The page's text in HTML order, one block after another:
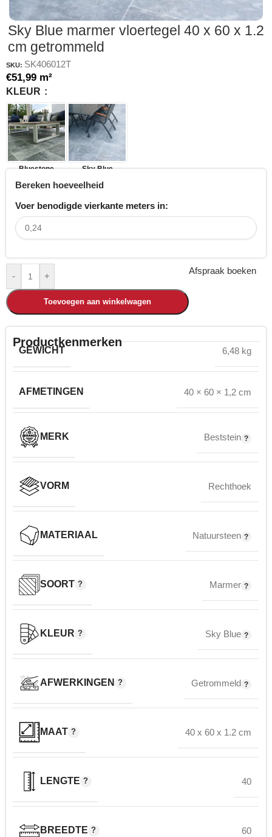
Sky Blue marmer vloertegel 40 x 60 x 1.2
cm getrommeld
SKU: SK406012T
€51,99 m²
KLEUR
Bluestone Sky Blue
Bereken hoeveelheid
Voer benodigde vierkante meters in:
- +
Toevoegen aan winkelwagen
Afspraak boeken
Productkenmerken
GEWICHT 6,48 kg
AFMETINGEN 40 × 60 × 1,2 cm
MERK Beststein
VORM Rechthoek
MATERIAAL Natuursteen
SOORT Marmer
KLEUR Sky Blue
AFWERKINGEN Getrommeld
MAAT 40 x 60 x 1.2 cm
LENGTE 40
BREEDTE 60